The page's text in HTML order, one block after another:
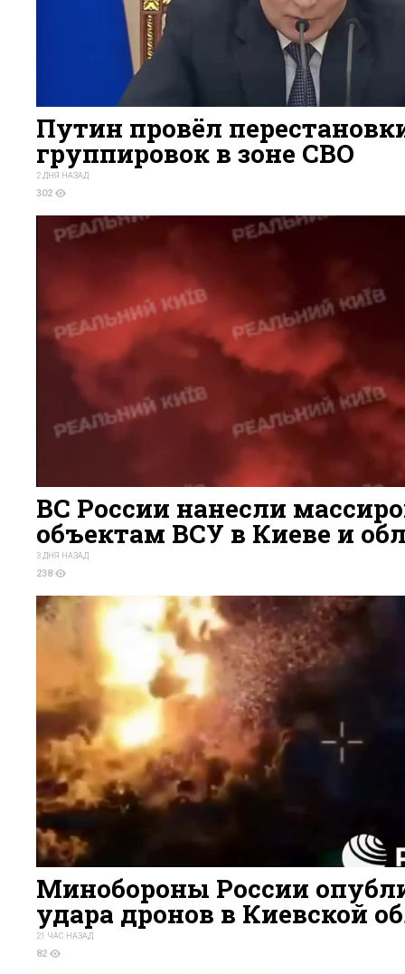
Путин провёл
группировок в зоне СВО
2 ДНЯ НАЗАД
302
ВС России нанесли
объектам ВСУ в Киеве и
3 ДНЯ НАЗАД
238
Минобороны России
удара дронов в Киевской
21 ЧАС НАЗАД
82